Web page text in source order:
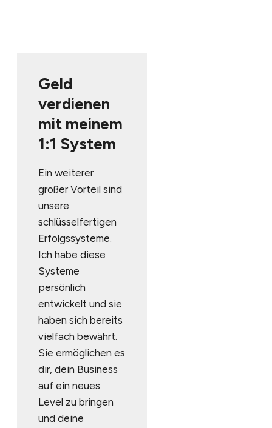
Geld
verdienen
mit meinem
1:1 System
Ein weiterer
großer Vorteil sind
unsere
schlüsselfertigen
Erfolgssysteme.
Ich habe diese
Systeme
persönlich
entwickelt und sie
haben sich bereits
vielfach bewährt.
Sie ermöglichen es
dir, dein Business
auf ein neues
Level zu bringen
und deine